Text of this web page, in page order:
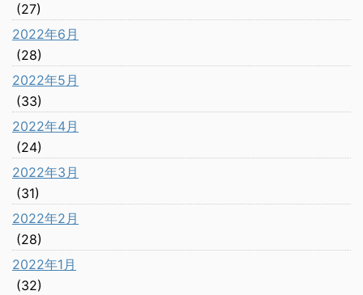
(27)
2022年6月
(28)
2022年5月
(33)
2022年4月
(24)
2022年3月
(31)
2022年2月
(28)
2022年1月
(32)